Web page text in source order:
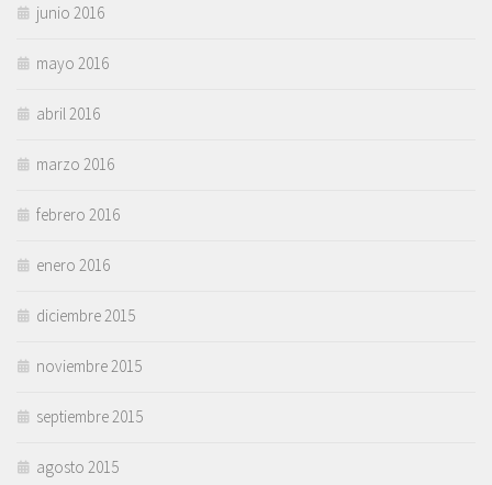
junio 2016
mayo 2016
abril 2016
marzo 2016
febrero 2016
enero 2016
diciembre 2015
noviembre 2015
septiembre 2015
agosto 2015